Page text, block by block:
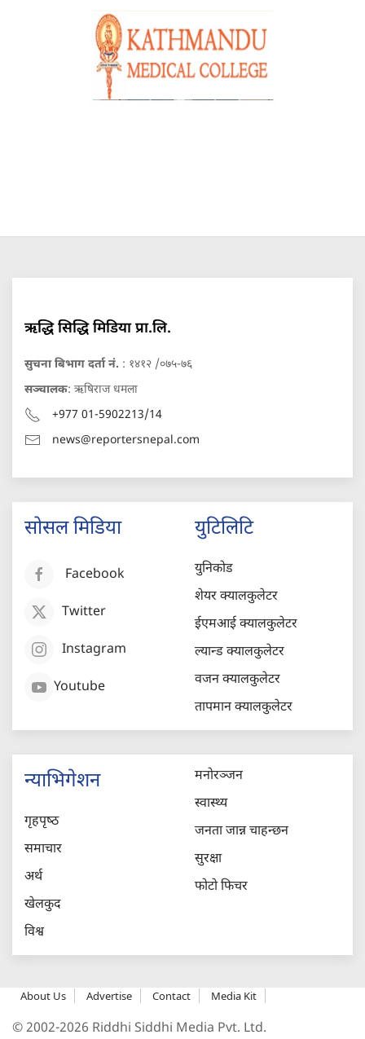
ऋद्धि सिद्धि मिडिया प्रा.लि.
सुचना बिभाग दर्ता नं. : १४१२ /०७५-७६
सञ्चालक: ऋषिराज धमला
+977 01-5902213/14
news@reportersnepal.com
सोसल मिडिया
Facebook
Twitter
Instagram
Youtube
युटिलिटि
युनिकोड
शेयर क्यालकुलेटर
ईएमआई क्यालकुलेटर
ल्यान्ड क्यालकुलेटर
वजन क्यालकुलेटर
तापमान क्यालकुलेटर
न्याभिगेशन
गृहपृष्‍ठ
समाचार
अर्थ
खेलकुद
विश्व
मनोरञ्जन
स्वास्थ्य
जनता जान्न चाहन्छन
सुरक्षा
फोटो फिचर
About Us Advertise Contact Media Kit
© 2002-2026 Riddhi Siddhi Media Pvt. Ltd.